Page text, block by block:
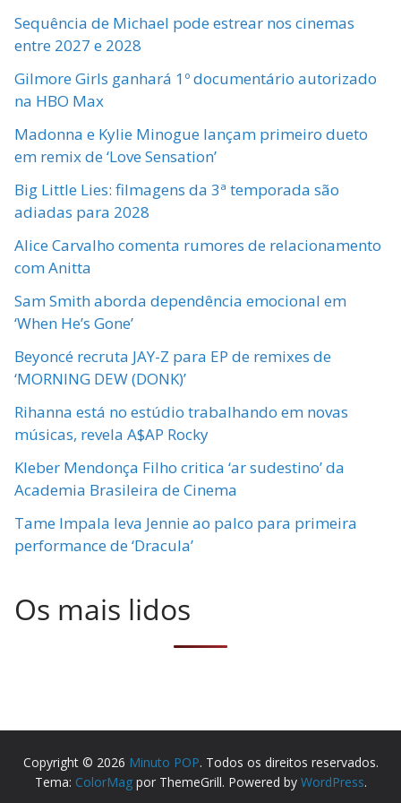
Sequência de Michael pode estrear nos cinemas
entre 2027 e 2028
Gilmore Girls ganhará 1º documentário autorizado
na HBO Max
Madonna e Kylie Minogue lançam primeiro dueto
em remix de ‘Love Sensation’
Big Little Lies: filmagens da 3ª temporada são
adiadas para 2028
Alice Carvalho comenta rumores de relacionamento
com Anitta
Sam Smith aborda dependência emocional em
‘When He’s Gone’
Beyoncé recruta JAY-Z para EP de remixes de
‘MORNING DEW (DONK)’
Rihanna está no estúdio trabalhando em novas
músicas, revela A$AP Rocky
Kleber Mendonça Filho critica ‘ar sudestino’ da
Academia Brasileira de Cinema
Tame Impala leva Jennie ao palco para primeira
performance de ‘Dracula’
Os mais lidos
Copyright © 2026 Minuto POP. Todos os direitos reservados.
Tema: ColorMagpor ThemeGrill. Powered by WordPress.